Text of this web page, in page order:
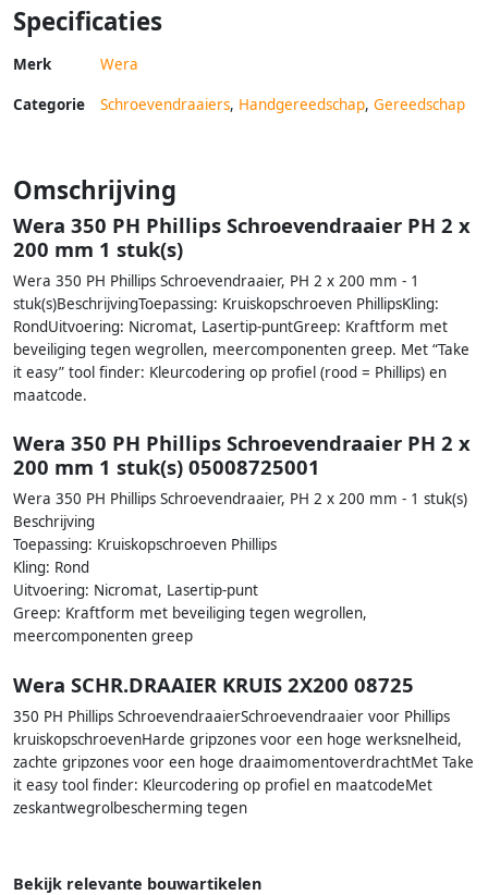
Specificaties
Merk Wera
Categorie Schroevendraaiers, Handgereedschap, Gereedschap
Omschrijving
Wera 350 PH Phillips Schroevendraaier PH 2 x
200 mm 1 stuk(s)
Wera 350 PH Phillips Schroevendraaier, PH 2 x 200 mm - 1
stuk(s)BeschrijvingToepassing: Kruiskopschroeven PhillipsKling:
RondUitvoering: Nicromat, Lasertip-puntGreep: Kraftform met
beveiliging tegen wegrollen, meercomponenten greep. Met “Take
it easy” tool finder: Kleurcodering op profiel (rood = Phillips) en
maatcode.
Wera 350 PH Phillips Schroevendraaier PH 2 x
200 mm 1 stuk(s) 05008725001
Wera 350 PH Phillips Schroevendraaier, PH 2 x 200 mm - 1 stuk(s)
Beschrijving
Toepassing: Kruiskopschroeven Phillips
Kling: Rond
Uitvoering: Nicromat, Lasertip-punt
Greep: Kraftform met beveiliging tegen wegrollen,
meercomponenten greep
Wera SCHR.DRAAIER KRUIS 2X200 08725
350 PH Phillips SchroevendraaierSchroevendraaier voor Phillips
kruiskopschroevenHarde gripzones voor een hoge werksnelheid,
zachte gripzones voor een hoge draaimomentoverdrachtMet Take
it easy tool finder: Kleurcodering op profiel en maatcodeMet
zeskantwegrolbescherming tegen
Bekijk relevante bouwartikelen